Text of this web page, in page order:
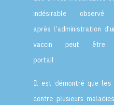
indésirable
après l’administration
vaccin peut
portail
Il est démontré que les
contre plusieurs